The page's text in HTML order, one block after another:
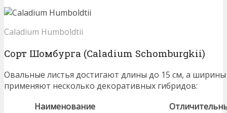
Caladium Humboldtii
Сорт Шомбурга (Caladium Schomburgkii)
Овальные листья достигают длины до 15 см, а
применяют несколько декоративных гибридов:
Наименование